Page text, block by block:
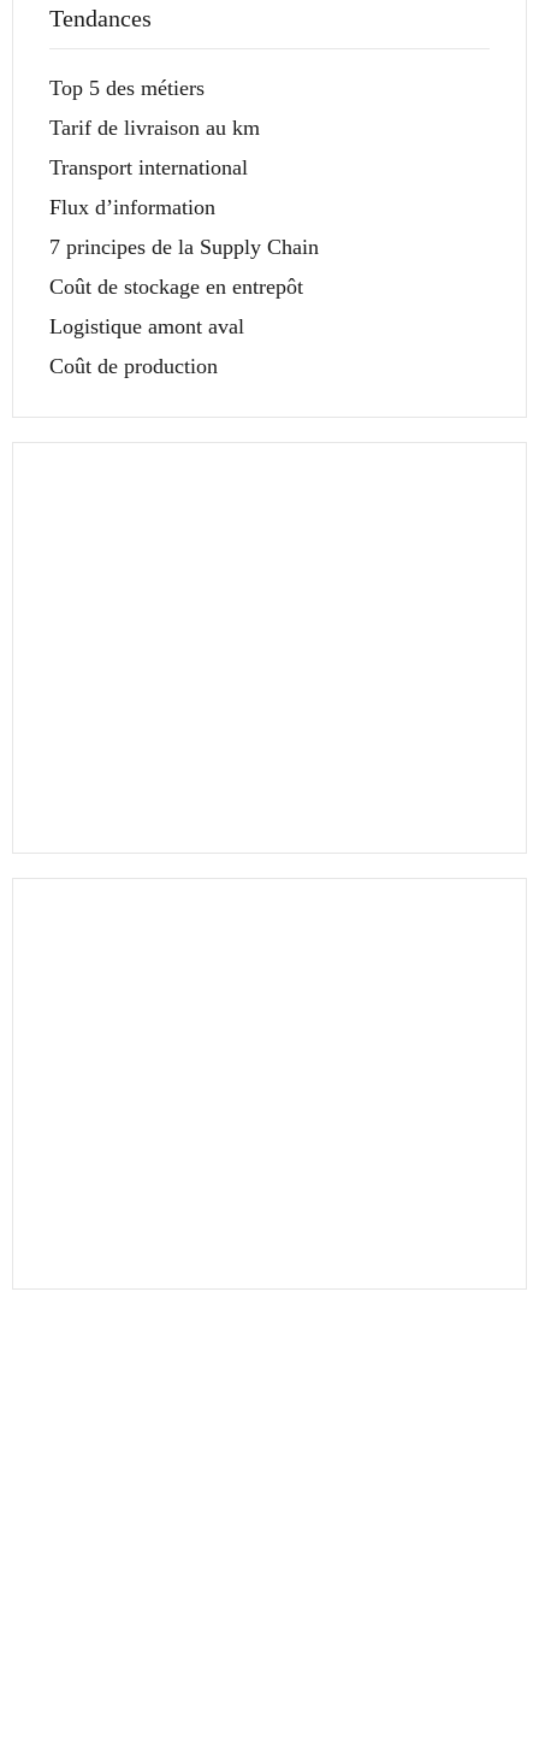
Tendances
Top 5 des métiers
Tarif de livraison au km
Transport international
Flux d’information
7 principes de la Supply Chain
Coût de stockage en entrepôt
Logistique amont aval
Coût de production